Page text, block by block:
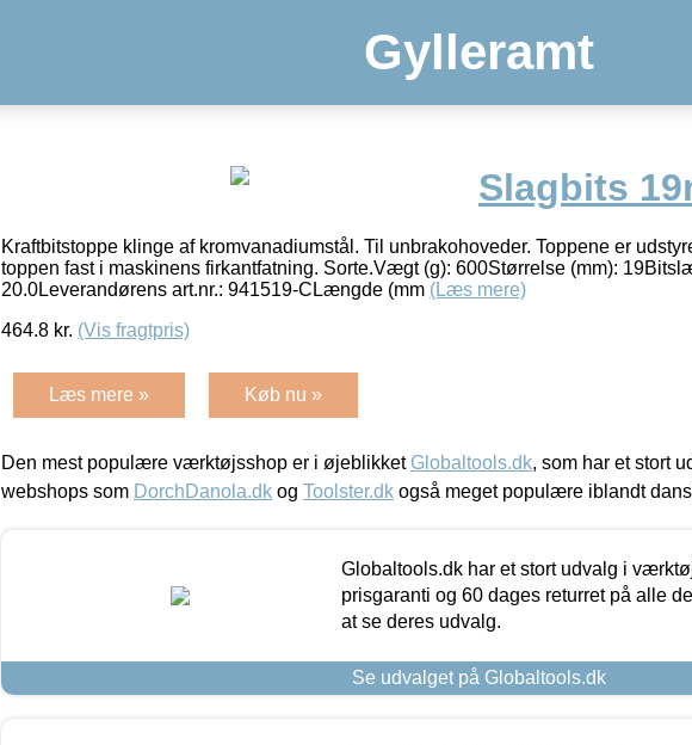
Gylleramt
Slagbits
Kraftbitstoppe klinge af kromvanadiumstål. Til unbrakohoveder. Toppene er
toppen fast i maskinens firkantfatning. Sorte.Vægt (g): 600Størrelse (mm):
20.0Leverandørens art.nr.: 941519-CLængde (mm (Læs mere)
464.8 kr. (Vis fragtpris)
Læs mere » Køb nu »
Den mest populære værktøjsshop er i øjeblikket Globaltools.dk, som har et stort
webshops som DorchDanola.dk og Toolster.dk også meget populære iblandt
Globaltools.dk har et stort udvalg i
prisgaranti og 60 dages returret på alle
at se deres udvalg.
Se udvalget på Globaltools.dk